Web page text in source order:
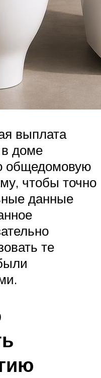
выплата
в доме
общедомовую
чтобы точно
данные
те